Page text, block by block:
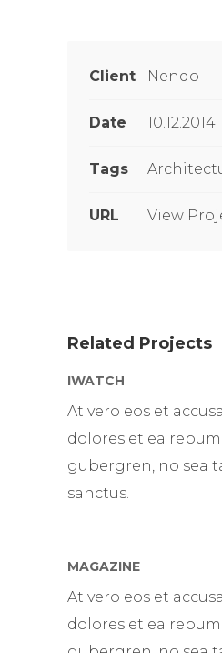
Client Nendo
Date 10.12.2014
Tags
URL View
Related Projects
IWATCH
At vero eos et
dolores et ea
gubergren, no sea
sanctus.
MAGAZINE
At vero eos et
dolores et ea